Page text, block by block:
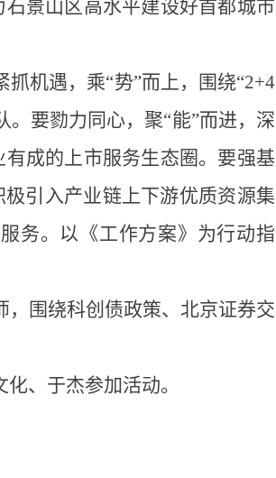
景山区高水平建设好首都城市
机遇，乘“势”而上，围绕“2+4
要勠力同心，聚“能”而进，深
成的上市服务生态圈。要强基
引入产业链上下游优质资源集
务。以《工作方案》为行动指
围绕科创债政策、北京证券交
、于杰参加活动。